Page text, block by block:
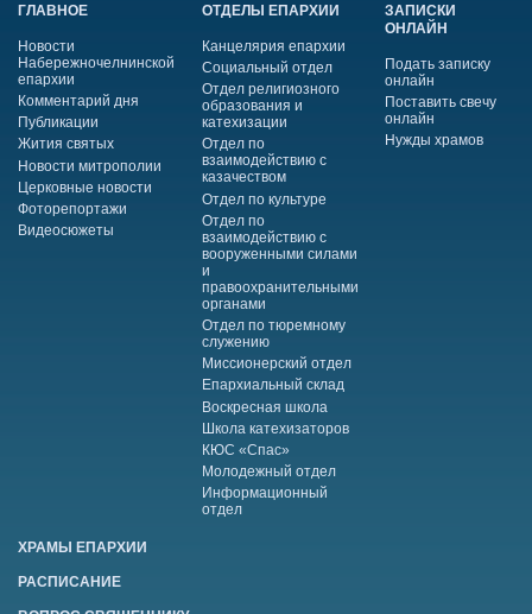
ГЛАВНОЕ
Новости
Набережночелнинской
епархии
Комментарий дня
Публикации
Жития святых
Новости митрополии
Церковные новости
Фоторепортажи
Видеосюжеты
ОТДЕЛЫ ЕПАРХИИ
Канцелярия епархии
Социальный отдел
Отдел религиозного
образования и
катехизации
Отдел по
взаимодействию с
казачеством
Отдел по культуре
Отдел по
взаимодействию с
вооруженными силами
и
правоохранительными
органами
Отдел по тюремному
служению
Миссионерский отдел
Епархиальный склад
Воскресная школа
Школа катехизаторов
КЮС «Спас»
Молодежный отдел
Информационный
отдел
ЗАПИСКИ
ОНЛАЙН
Подать записку
онлайн
Поставить свечу
онлайн
Нужды храмов
ХРАМЫ ЕПАРХИИ
РАСПИСАНИЕ